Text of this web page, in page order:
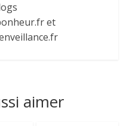
et
aimer